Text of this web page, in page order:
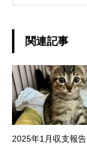
関連記事
2025年1月収支報告